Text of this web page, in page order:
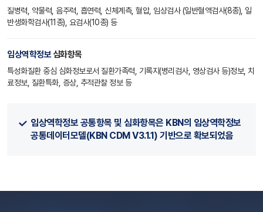
질병력, 약물력, 음주력, 흡연력, 신체계측, 혈압, 임상검사 (일반혈액검사(8종), 일
반생화학검사(11종), 요검사(10종) 등
임상역학정보심화항목
특성화질환 중심 심화정보로서 질환가족력, 기록지(병리검사, 영상검사 등)정보, 치
료정보, 질환특화, 증상, 추적관찰 정보 등
임상역학정보 공통항목 및 심화항목은 KBN의 임상역학정보
공통데이터모델(KBN CDM V3.1.1) 기반으로 확보되었음